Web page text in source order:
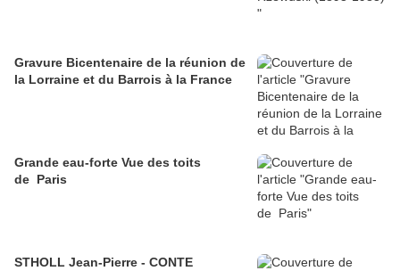
Gravure Bicentenaire de la réunion de
la Lorraine et du Barrois à la France
Grande eau-forte Vue des toits
de Paris
STHOLL Jean-Pierre - CONTE